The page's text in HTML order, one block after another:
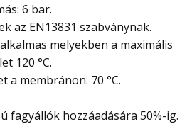
6 bar.
az EN13831 szabványnak.
melyekben a maximális
120 °C.
a membránon: 70 °C.
fagyállók hozzáadására 50%-ig.